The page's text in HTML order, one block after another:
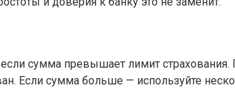
сумма превышает лимит
Если сумма больше — используйте